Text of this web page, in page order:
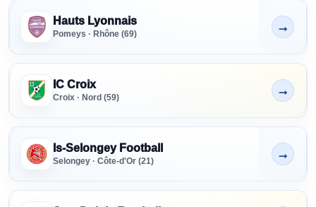
Hauts Lyonnais
Pomeys · Rhône (69)
Non indiqué
→
IC Croix
Croix · Nord (59)
Non indiqué
→
Is-Selongey Football
Selongey · Côte-d'Or (21)
Non indiqué
→